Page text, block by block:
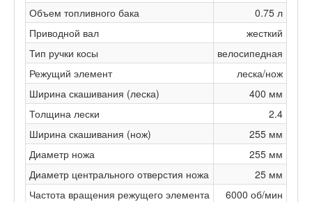
Объем топливного бака
0.75 л
Приводной вал
жесткий
Тип ручки косы
велосипедная
Режущий элемент
леска/нож
Ширина скашивания (леска)
400 мм
Толщина лески
2.4
Ширина скашивания (нож)
255 мм
Диаметр ножа
255 мм
Диаметр центрального отверстия ножа
25 мм
Частота вращения режущего элемента
6000 об/мин